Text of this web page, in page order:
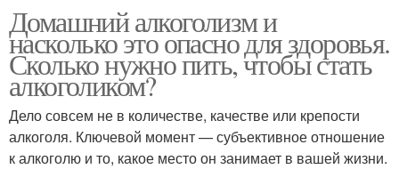
Домашний алкоголизм и
насколько это опасно для здоровья.
Сколько нужно пить, чтобы стать
алкоголиком?
Дело совсем не в количестве, качестве или крепости
алкоголя. Ключевой момент — субъективное отношение
к алкоголю и то, какое место он занимает в вашей жизни.